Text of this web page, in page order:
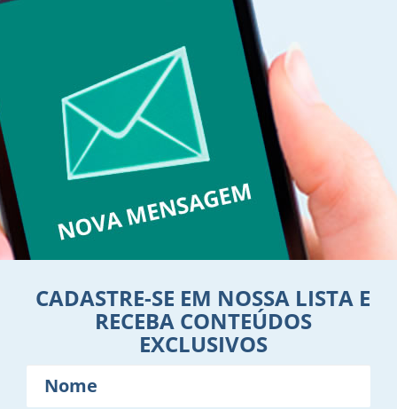
CADASTRE-SE EM NOSSA LISTA E
RECEBA CONTEÚDOS
EXCLUSIVOS